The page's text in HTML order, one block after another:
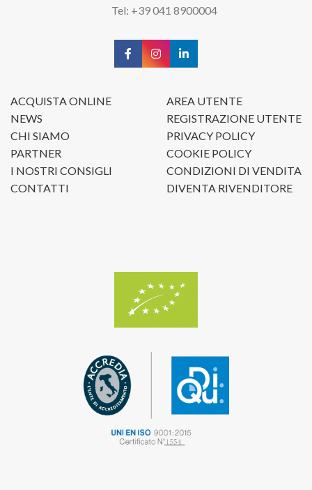
Tel: +39 041 8900004
ACQUISTA ONLINE
NEWS
CHI SIAMO
PARTNER
I NOSTRI CONSIGLI
CONTATTI
AREA UTENTE
REGISTRAZIONE UTENTE
PRIVACY POLICY
COOKIE POLICY
CONDIZIONI DI VENDITA
DIVENTA RIVENDITORE